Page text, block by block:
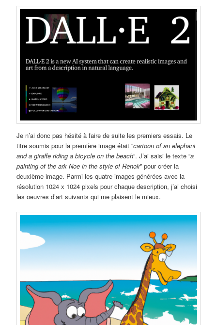
Je n’ai donc pas hésité à faire de suite les premiers essais. Le
titre soumis pour la première image était “cartoon of an elephant
and a giraffe riding a bicycle on the beach“. J’ai saisi le texte “a
painting of the ark Noe in the style of Renoir” pour créer la
deuxième image. Parmi les quatre images générées avec la
résolution 1024 x 1024 pixels pour chaque description, j’ai choisi
les oeuvres d’art suivants qui me plaisent le mieux.